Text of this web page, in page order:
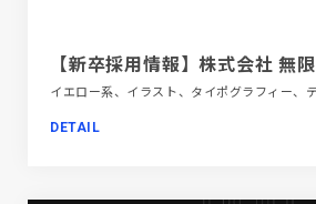
【新卒採用情報】株式会社 無限
DETAIL